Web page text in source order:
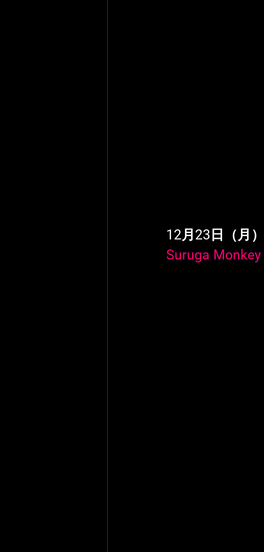
12月23日（月
Suruga Monkey